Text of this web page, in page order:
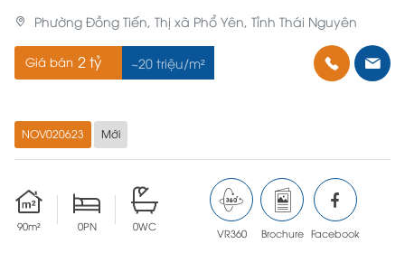
NOV020623 Mới
Phường Đồng Tiến, Thị xã Phổ Yên, Tỉnh Thái Nguyên
Giá bán 2 tỷ ~20 triệu/m²
90m² 0PN 0WC
VR360 Brochure Facebook